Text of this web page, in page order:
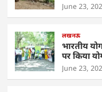
June 23,
लखनऊ
भारतीय
पर किया
June 23,